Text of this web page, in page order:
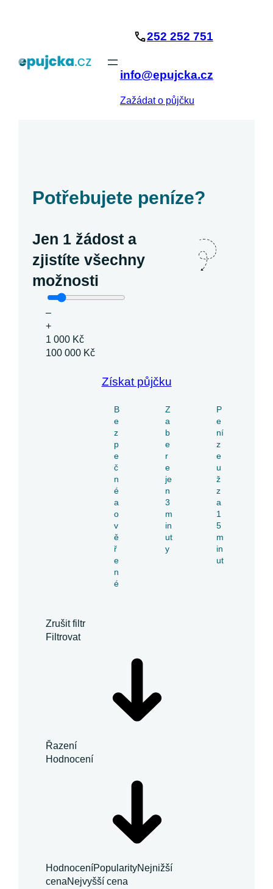
252 252 751
info@epujcka.cz
Zažádat o půjčku
Potřebujete peníze?
Jen 1 žádost a
zjistíte všechny
možnosti
–
+
1 000 Kč
100 000 Kč
Získat půjčku
B
e
z
p
e
č
n
é
a
o
v
ě
ř
e
n
é
Z
a
b
e
r
e
je
n
3
m
in
ut
y
P
e
ní
z
e
u
ž
z
a
1
5
m
in
ut
Zrušit filtr
Filtrovat
Řazení
Hodnocení
HodnoceníPopularityNejnižší
cenaNejvyšší cena